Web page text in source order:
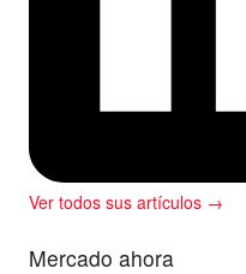
Ver todos sus artículos →
Mercado ahora